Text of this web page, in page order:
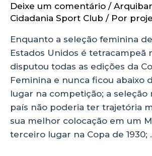
Deixe um comentário /
Cidadania Sport Club / Por
Enquanto a seleção feminina
Estados Unidos é tetracampeã
disputou todas as edições da
Feminina e nunca ficou abaixo
lugar na competição; a seleção
país não poderia ter trajetória
sua melhor colocação em um
terceiro lugar na Copa de 1930;